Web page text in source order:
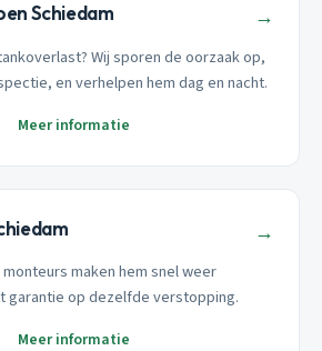
Schiedam →
Wij sporen de oorzaak op,
en verhelpen hem dag en nacht.
Meer informatie
→
maken hem snel weer
garantie op dezelfde verstopping.
Meer informatie